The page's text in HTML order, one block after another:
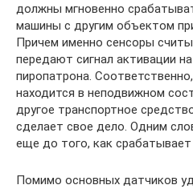
должны мгновенно
машины с другим объектом
Причем именно сенсоры
передают сигнал активации
пиропатрона.
находится в неподвижном
другое транспортное
сделает свое дело. Одним
еще до того, как
Помимо основных датчиков